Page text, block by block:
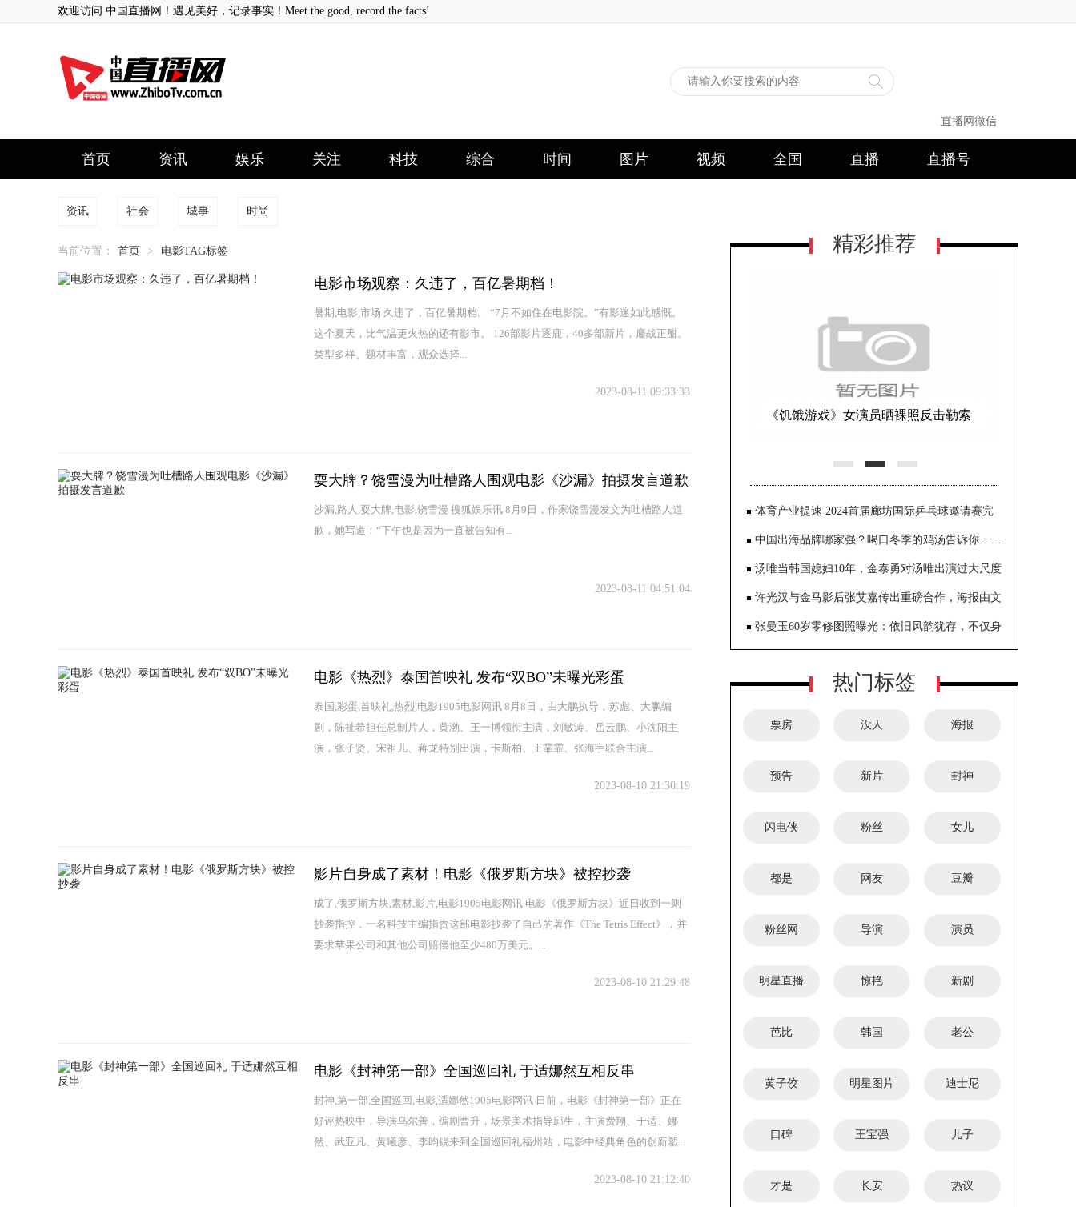
欢迎访问 中国直播网！遇见美好，记录事实！Meet the good, record the facts!
直播网微信
首页 资讯 娱乐 关注 科技 综合 时间 图片 视频 全国 直播 直播号
资讯 社会 城事 时尚
当前位置： 首页 > 电影TAG标签
电影市场观察：久违了，百亿暑期档！
暑期,电影,市场 久违了，百亿暑期档。 “7月不如住在电影院。”有影迷如此感慨。
这个夏天，比气温更火热的还有影市。 126部影片逐鹿，40多部新片，鏖战正酣。
类型多样、题材丰富，观众选择...
2023-08-11 09:33:33
耍大牌？饶雪漫为吐槽路人围观电影《沙漏》拍摄发言道歉
沙漏,路人,耍大牌,电影,饶雪漫 搜狐娱乐讯 8月9日，作家饶雪漫发文为吐槽路人道
歉，她写道：“下午也是因为一直被告知有...
2023-08-11 04:51:04
电影《热烈》泰国首映礼 发布“双BO”未曝光彩蛋
泰国,彩蛋,首映礼,热烈,电影1905电影网讯 8月8日，由大鹏执导，苏彪、大鹏编
剧，陈祉希担任总制片人，黄渤、王一博领衔主演，刘敏涛、岳云鹏、小沈阳主
演，张子贤、宋祖儿、蒋龙特别出演，卡斯柏、王霏霏、张海宇联合主演...
2023-08-10 21:30:19
影片自身成了素材！电影《俄罗斯方块》被控抄袭
成了,俄罗斯方块,素材,影片,电影1905电影网讯 电影《俄罗斯方块》近日收到一则
抄袭指控，一名科技主编指责这部电影抄袭了自己的著作《The Tetris Effect》，并
要求苹果公司和其他公司赔偿他至少480万美元。...
2023-08-10 21:29:48
电影《封神第一部》全国巡回礼 于适娜然互相反串
封神,第一部,全国巡回,电影,适娜然1905电影网讯 日前，电影《封神第一部》正在
好评热映中，导演乌尔善，编剧曹升，场景美术指导邱生，主演费翔、于适、娜
然、武亚凡、黄曦彦、李昀锐来到全国巡回礼福州站，电影中经典角色的创新塑...
2023-08-10 21:12:40
精彩推荐
体育产业提速 2024首届廊坊国际乒乓球邀请赛完
美收官
中国出海品牌哪家强？喝口冬季的鸡汤告诉你……
汤唯当韩国媳妇10年，金泰勇对汤唯出演过大尺度
《色戒》一点也不介意
许光汉与金马影后张艾嘉传出重磅合作，海报由文
念中亲自操刀，呈现奇幻世界观
张曼玉60岁零修图照曝光：依旧风韵犹存，不仅身
热门标签
票房 没人 海报
预告 新片 封神
闪电侠 粉丝 女儿
都是 网友 豆瓣
粉丝网 导演 演员
明星直播 惊艳 新剧
芭比 韩国 老公
黄子佼 明星图片 迪士尼
口碑 王宝强 儿子
才是 长安 热议